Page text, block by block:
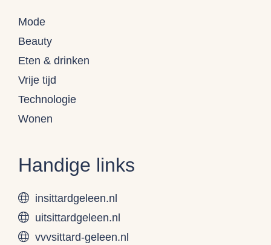
Mode
Beauty
Eten & drinken
Vrije tijd
Technologie
Wonen
Handige links
insittardgeleen.nl
uitsittardgeleen.nl
vvvsittard-geleen.nl